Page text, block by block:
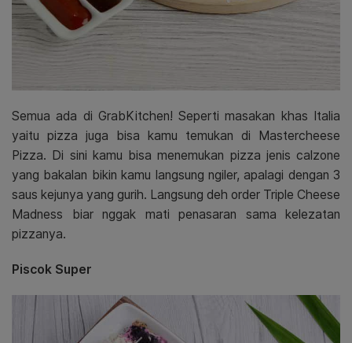
Semua ada di GrabKitchen! Seperti masakan khas Italia
yaitu pizza juga bisa kamu temukan di Mastercheese
Pizza. Di sini kamu bisa menemukan pizza jenis calzone
yang bakalan bikin kamu langsung ngiler, apalagi dengan 3
saus kejunya yang gurih. Langsung deh order Triple Cheese
Madness biar nggak mati penasaran sama kelezatan
pizzanya.
Piscok Super